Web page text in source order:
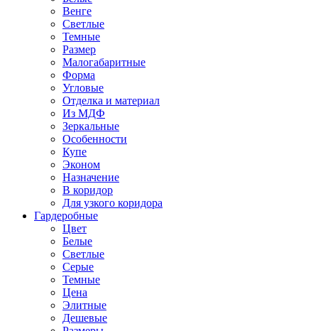
Венге
Светлые
Темные
Размер
Малогабаритные
Форма
Угловые
Отделка и материал
Из МДФ
Зеркальные
Особенности
Купе
Эконом
Назначение
В коридор
Для узкого коридора
Гардеробные
Цвет
Белые
Светлые
Серые
Темные
Цена
Элитные
Дешевые